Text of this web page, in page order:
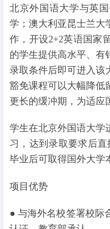
北京外国语大学与英
学；澳大利亚昆士兰大
作，开设2+2英语国家
的学生提供高水平、有
录取条件后即可进入该
豁免课程可以大幅降低
更长的缓冲期，为适应
学生在北京外国语大学
习，达到录取要求后直
毕业后可取得国外大学
项目优势
● 与海外名校签署校际